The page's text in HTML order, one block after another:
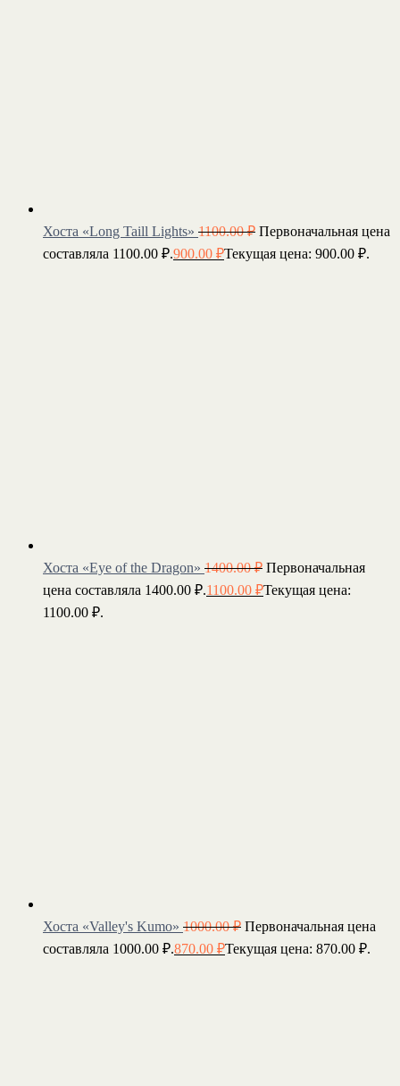
Хоста «Long Taill Lights» 1100.00₽ Первоначальная цена
составляла 1100.00 ₽.900.00 ₽Текущая цена: 900.00 ₽.
Хоста «Eye of the Dragon» 1400.00₽ Первоначальная
цена составляла 1400.00 ₽.1100.00 ₽Текущая цена:
1100.00 ₽.
Хоста «Valley's Kumo» 1000.00₽ Первоначальная цена
составляла 1000.00 ₽.870.00 ₽Текущая цена: 870.00 ₽.